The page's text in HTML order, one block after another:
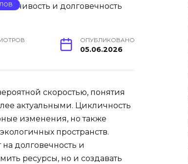
ОПУБЛИКОВАНО
05.06.2026
скоростью, понятия
актуальными. Цикличность
изменения, но также
пространств.
долговечность и
ресурсы, но и создавать